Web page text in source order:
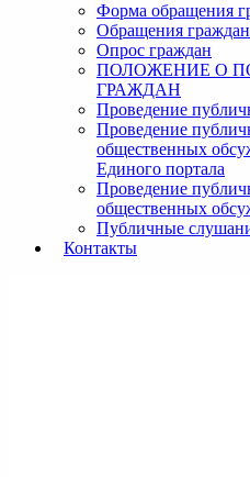
Форма обращения
Обращения
Опрос граждан
ПОЛОЖЕНИЕ О
ГРАЖДАН
Проведение
Проведение
общественных
Единого портала
Проведение
общественных
Публичные
Контакты